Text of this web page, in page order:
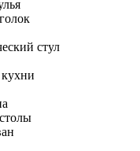
стул